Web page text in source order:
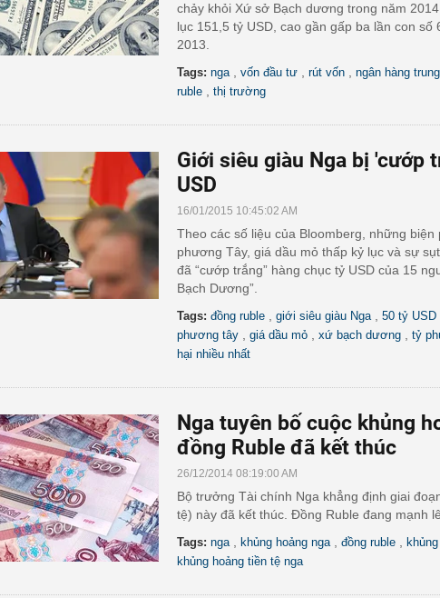
chảy khỏi Xứ sở Bạch dương trong năm
lục 151,5 tỷ USD, cao gần gấp ba lần con số
2013.
Tags: nga vốn đầu tư rút vốn ngân hàng
ruble
thị trường
Giới siêu giàu Nga bị 'cướp
USD
16/01/2015 10:45:02 AM
Theo các số liệu của Bloomberg, những biện
phương Tây, giá dầu mỏ thấp kỷ lục và sự
đã “cướp trắng” hàng chục tỷ USD của 15
Bạch Dương”.
Tags: đồng ruble giới siêu giàu Nga 50 tỷ USD
phương tây
giá dầu mỏ xứ bạch dương tỷ
hại nhiều nhất
Nga tuyên bố cuộc khủng
đồng Ruble đã kết thúc
26/12/2014 08:19:00 AM
Bộ trưởng Tài chính Nga khẳng định giai
tệ) này đã kết thúc. Đồng Ruble đang mạnh
Tags: nga khủng hoảng nga đồng ruble
khủng hoảng tiền tệ nga